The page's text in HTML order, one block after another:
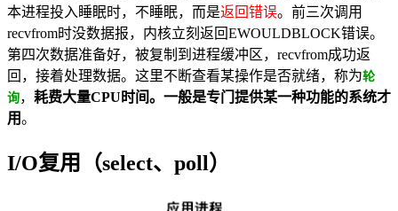
本进程投入睡眠时，不睡眠，而是返回错误。前三次调用
recvfrom时没数据报，内核立刻返回EWOULDBLOCK错误。
第四次数据准备好，被复制到进程缓冲区，recvfrom成功返
回，接着处理数据。这里不断查看某操作是否就绪，称为轮
询， 耗费大量CPU时间。一般是专门提供某一种功能的系统才
用。
I/O复用（select、poll）